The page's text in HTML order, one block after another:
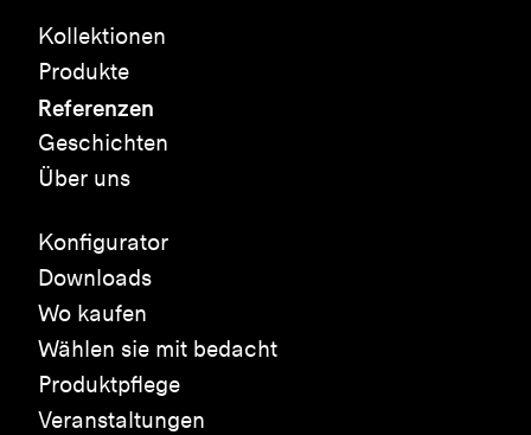
Kollektionen
Produkte
Referenzen
Geschichten
Über uns
Konfigurator
Downloads
Wo kaufen
Wählen sie mit bedacht
Produktpflege
Veranstaltungen